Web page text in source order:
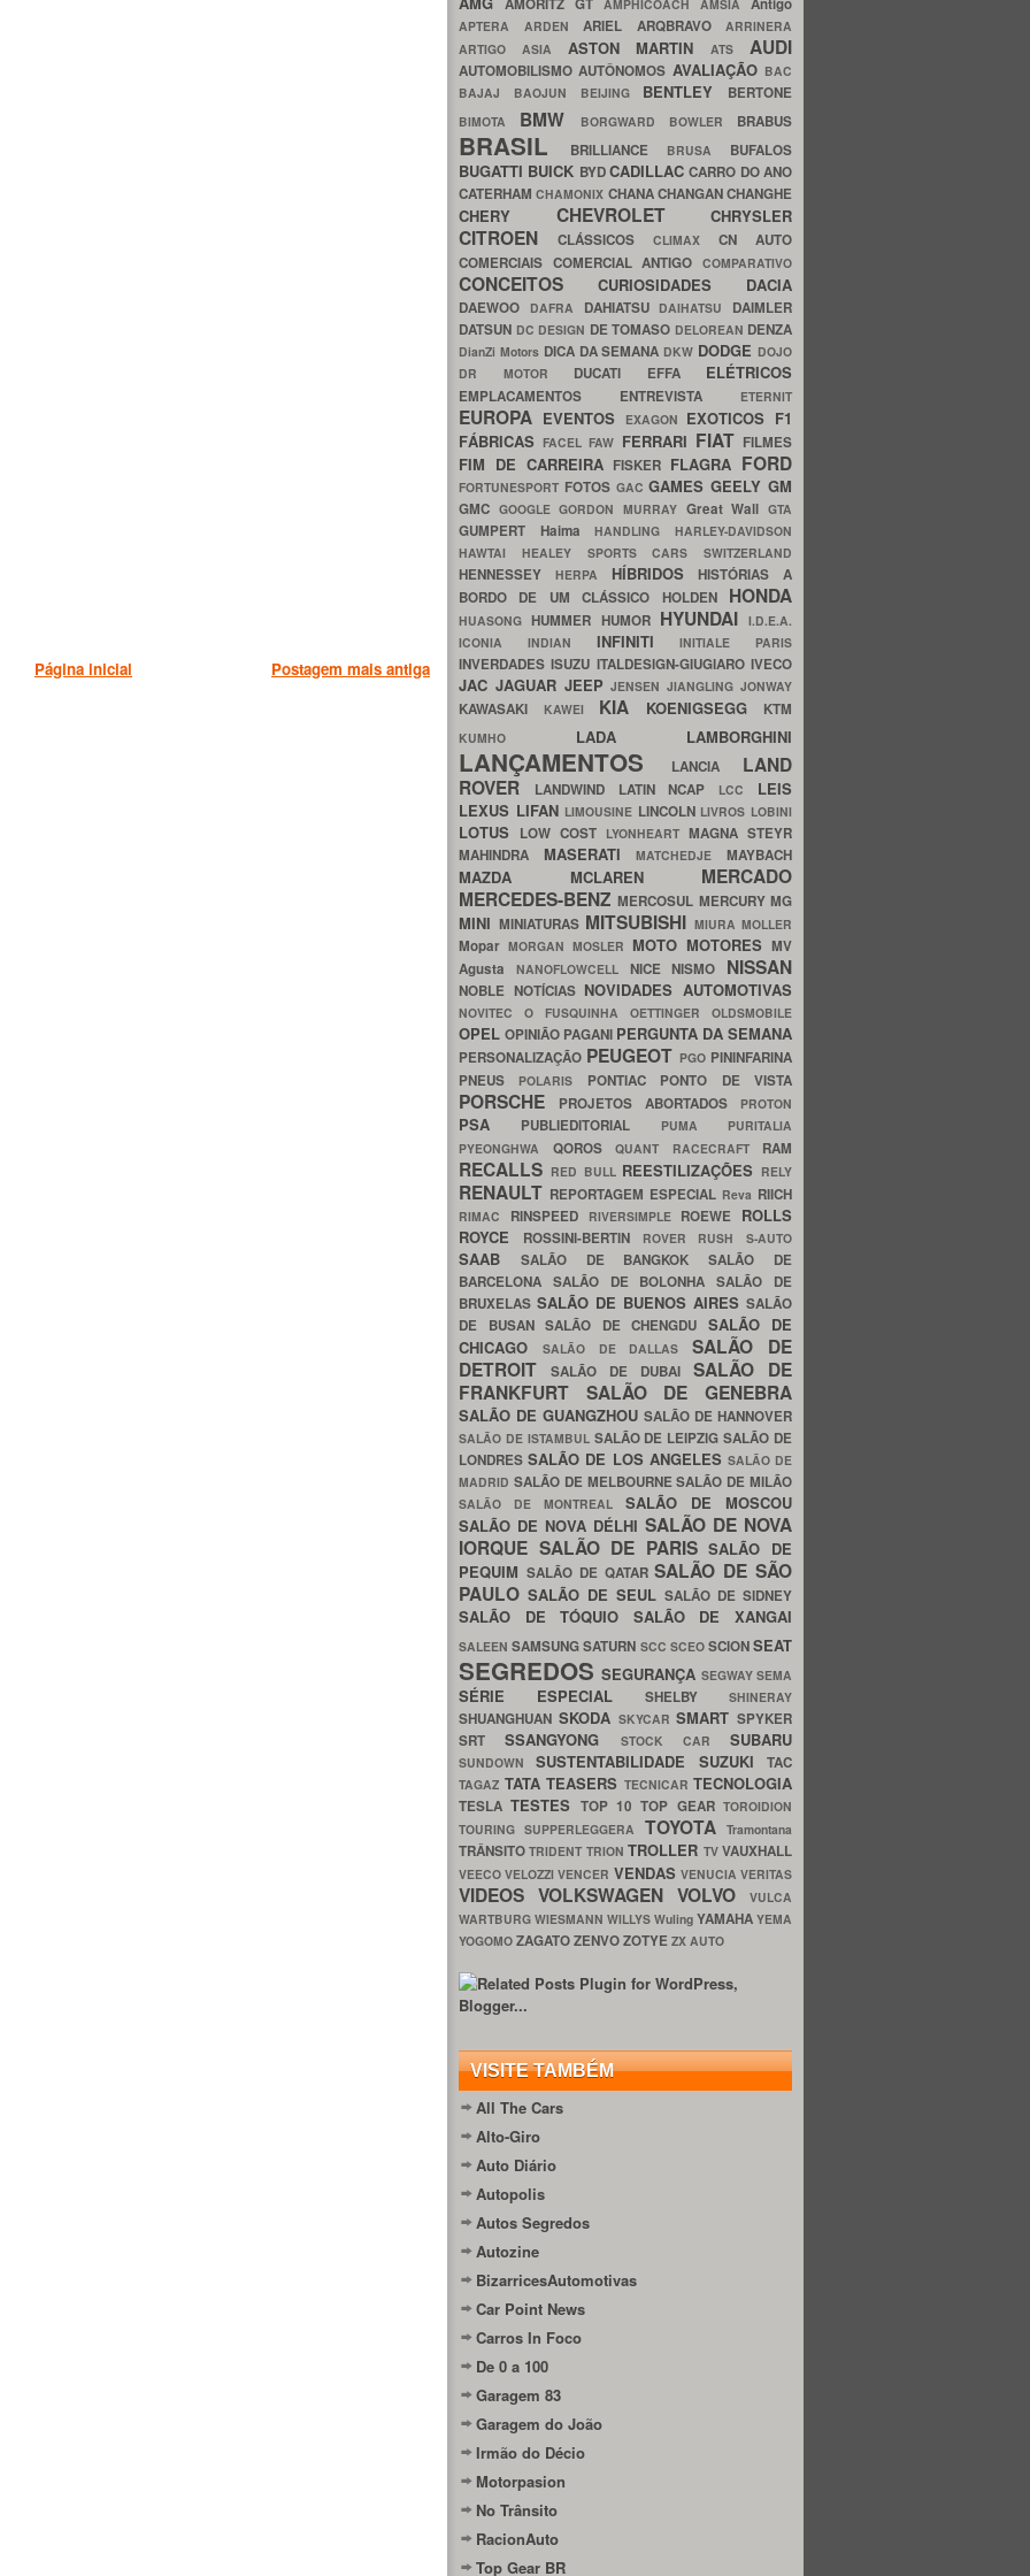
Postagem mais antiga
Página inicial
AMORITZ GT AMPHICOACH AMSIA Antigo
APTERA ARDEN ARIEL ARQBRAVO ARRINERA
ARTIGO ASIA ASTON MARTINATS AUDI
AUTOMOBILISMOAUTÔNOMOS AVALIAÇÃO BAC
BAJAJ BAOJUN BEIJING BENTLEY BERTONE
BIMOTA BMW BORGWARD BOWLER BRABUS
BRASIL BRILLIANCE BRUSA BUFALOS
BUGATTI BUICK BYDCADILLACCARRO DO ANO
CATERHAMCHAMONIX CHANACHANGANCHANGHE
CHERY CHEVROLET CHRYSLER
CITROEN CLÁSSICOS CLIMAX CN AUTO
COMERCIAIS COMERCIAL ANTIGOCOMPARATIVO
CONCEITOS CURIOSIDADES DACIA
DAEWOO DAFRA DAHIATSU DAIHATSU DAIMLER
DATSUN DC DESIGN DE TOMASO DELOREAN DENZA
DianZi Motors DICA DA SEMANA DKW DODGE DOJO
DR MOTOR DUCATI EFFA ELÉTRICOS
EMPLACAMENTOS ENTREVISTA ETERNIT
EUROPA EVENTOS EXAGON EXOTICOS F1
FÁBRICASFACELFAW FERRARI FIAT FILMES
FIM DE CARREIRA FISKER FLAGRA FORD
FORTUNESPORT FOTOS GACGAMESGEELYGM
GMC GOOGLEGORDON MURRAY Great WallGTA
GUMPERT HaimaHANDLINGHARLEY-DAVIDSON
HAWTAI HEALEY SPORTS CARS SWITZERLAND
HENNESSEY HERPA HÍBRIDOSHISTÓRIAS A
BORDO DE UM CLÁSSICO HOLDEN HONDA
HUASONGHUMMER HUMOR HYUNDAI I.D.E.A.
ICONIA INDIAN INFINITIINITIALE PARIS
INVERDADESISUZU ITALDESIGN-GIUGIAROIVECO
JAC JAGUAR JEEPJENSENJIANGLINGJONWAY
KAWASAKI KAWEI KIA KOENIGSEGG KTM
KUMHO LADA LAMBORGHINI
LANÇAMENTOS LANCIA LAND
ROVER
LANDWIND LATIN NCAP LCC LEIS
LEXUS LIFAN LIMOUSINE LINCOLN LIVROS LOBINI
LOTUS LOW COST LYONHEART MAGNA STEYR
MAHINDRA MASERATIMATCHEDJEMAYBACH
MAZDA MCLAREN MERCADO
MERCEDES-BENZMERCOSUL MERCURYMG
MINI MINIATURAS MITSUBISHI MIURA MOLLER
Mopar MORGAN MOSLER MOTO MOTORES MV
Agusta NANOFLOWCELL NICENISMO NISSAN
NOBLE NOTÍCIAS NOVIDADES AUTOMOTIVAS
NOVITEC O FUSQUINHA OETTINGER OLDSMOBILE
OPEL OPINIÃO PAGANI PERGUNTA DA SEMANA
PERSONALIZAÇÃO PEUGEOT PGO PININFARINA
PNEUS
POLARIS PONTIAC PONTO DE VISTA
PORSCHE PROJETOS ABORTADOS PROTON
PSA PUBLIEDITORIAL PUMA PURITALIA
PYEONGHWA QOROS QUANT RACECRAFT RAM
RECALLS RED BULL REESTILIZAÇÕES RELY
RENAULT REPORTAGEM ESPECIAL Reva RIICH
RIMAC RINSPEED RIVERSIMPLE ROEWE ROLLS
ROYCE
ROSSINI-BERTIN ROVER RUSH S-AUTO
SAAB SALÃO DE BANGKOKSALÃO DE
BARCELONA SALÃO DE BOLONHASALÃO DE
BRUXELAS SALÃO DE BUENOS AIRES SALÃO
DE BUSAN SALÃO DE CHENGDU SALÃO DE
CHICAGO
SALÃO DE DALLASSALÃO DE
DETROIT
SALÃO DE DUBAI SALÃO DE
FRANKFURT SALÃO DE GENEBRA
SALÃO DE GUANGZHOU SALÃO DE HANNOVER
SALÃO DE ISTAMBUL SALÃO DE LEIPZIGSALÃO DE
LONDRESSALÃO DE LOS ANGELES SALÃO DE
MADRID SALÃO DE MELBOURNESALÃO DE MILÃO
SALÃO DE MONTREAL SALÃO DE MOSCOU
SALÃO DE NOVA DÉLHI SALÃO DE NOVA
IORQUE SALÃO DE PARISSALÃO DE
PEQUIM SALÃO DE QATARSALÃO DE SÃO
PAULO SALÃO DE SEUL SALÃO DE SIDNEY
SALÃO DE TÓQUIO SALÃO DE XANGAI
SALEENSAMSUNGSATURN SCC SCEO SCIONSEAT
SEGREDOSSEGURANÇA SEGWAYSEMA
SÉRIE ESPECIAL SHELBY SHINERAY
SHUANGHUAN SKODA SKYCARSMART SPYKER
SRTSSANGYONG STOCK CAR SUBARU
SUNDOWNSUSTENTABILIDADE SUZUKITAC
TAGAZ TATA TEASERS TECNICAR TECNOLOGIA
TESLATESTES TOP 10TOP GEARTOROIDION
TOURING SUPPERLEGGERA TOYOTATramontana
TRÂNSITOTRIDENT TRIONTROLLER TVVAUXHALL
VEECOVELOZZIVENCER VENDAS VENUCIAVERITAS
VIDEOS VOLKSWAGEN VOLVO
VULCA
WARTBURG WIESMANN WILLYS Wuling YAMAHA YEMA
YOGOMO ZAGATOZENVOZOTYE ZX AUTO
VISITE TAMBÉM
All The Cars
Alto-Giro
Auto Diário
Autopolis
Autos Segredos
Autozine
BizarricesAutomotivas
Car Point News
Carros In Foco
De 0 a 100
Garagem 83
Garagem do João
Irmão do Décio
Motorpasion
No Trânsito
RacionAuto
Top Gear BR